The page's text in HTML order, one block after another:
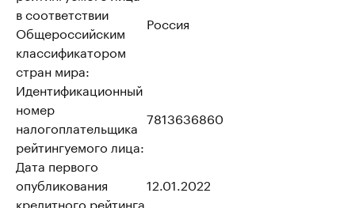
в соответствии
Общероссийским
классификатором
стран мира:
Россия
Идентификационный
номер
налогоплательщика
рейтингуемого лица:
7813636860
Дата первого
опубликования
кредитного рейтинга
12.01.2022